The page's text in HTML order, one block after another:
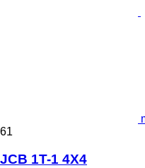
61
JCB 1T-1 4X4